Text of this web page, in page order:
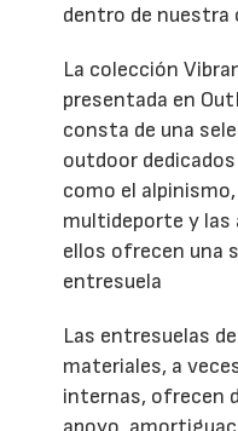
dentro de nuestra
La colección
presentada en
consta de una
outdoor
como el
multideporte y las
ellos ofrecen una
entresuela
Las entresuelas
materiales, a
internas, ofrecen